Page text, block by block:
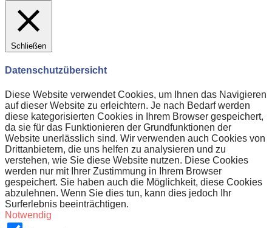
Schließen
Datenschutzübersicht
Diese Website verwendet Cookies, um Ihnen das Navigieren
auf dieser Website zu erleichtern. Je nach Bedarf werden
diese kategorisierten Cookies in Ihrem Browser gespeichert,
da sie für das Funktionieren der Grundfunktionen der
Website unerlässlich sind. Wir verwenden auch Cookies von
Drittanbietern, die uns helfen zu analysieren und zu
verstehen, wie Sie diese Website nutzen. Diese Cookies
werden nur mit Ihrer Zustimmung in Ihrem Browser
gespeichert. Sie haben auch die Möglichkeit, diese Cookies
abzulehnen. Wenn Sie dies tun, kann dies jedoch Ihr
Surferlebnis beeinträchtigen.
Notwendig